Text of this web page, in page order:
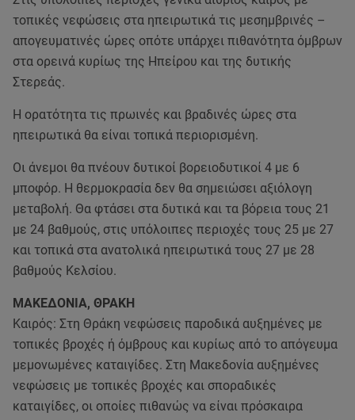
τοπικές νεφώσεις στα ηπειρωτικά τις μεσημβρινές –
απογευματινές ώρες οπότε υπάρχει πιθανότητα όμβρων
στα ορεινά κυρίως της Ηπείρου και της δυτικής
Στερεάς.
Η ορατότητα τις πρωινές και βραδινές ώρες στα
ηπειρωτικά θα είναι τοπικά περιορισμένη.
Οι άνεμοι θα πνέουν δυτικοί βορειοδυτικοί 4 με 6
μποφόρ. Η θερμοκρασία δεν θα σημειώσει αξιόλογη
μεταβολή. Θα φτάσει στα δυτικά και τα βόρεια τους 21
με 24 βαθμούς, στις υπόλοιπες περιοχές τους 25 με 27
και τοπικά στα ανατολικά ηπειρωτικά τους 27 με 28
βαθμούς Κελσίου.
ΜΑΚΕΔΟΝΙΑ, ΘΡΑΚΗ
Καιρός: Στη Θράκη νεφώσεις παροδικά αυξημένες με
τοπικές βροχές ή όμβρους και κυρίως από το απόγευμα
μεμονωμένες καταιγίδες. Στη Μακεδονία αυξημένες
νεφώσεις με τοπικές βροχές και σποραδικές
καταιγίδες, οι οποίες πιθανώς να είναι πρόσκαιρα